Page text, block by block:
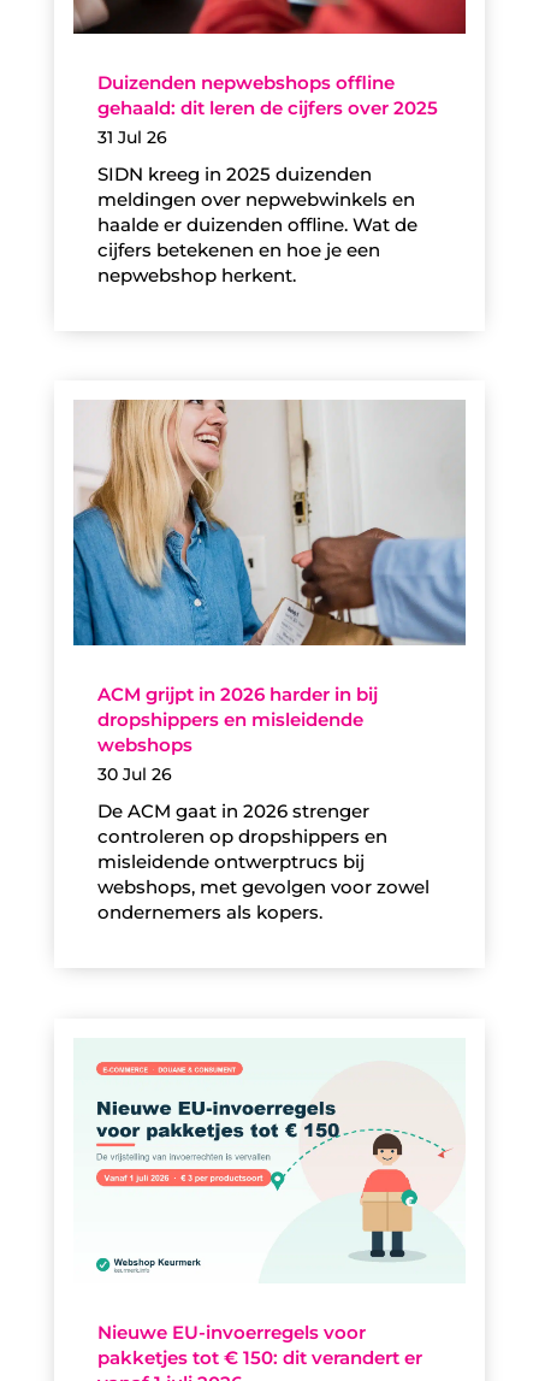
Duizenden nepwebshops offline
gehaald: dit leren de cijfers over 2025
31 Jul 26
SIDN kreeg in 2025 duizenden
meldingen over nepwebwinkels en
haalde er duizenden offline. Wat de
cijfers betekenen en hoe je een
nepwebshop herkent.
ACM grijpt in 2026 harder in bij
dropshippers en misleidende
webshops
30 Jul 26
De ACM gaat in 2026 strenger
controleren op dropshippers en
misleidende ontwerptrucs bij
webshops, met gevolgen voor zowel
ondernemers als kopers.
Nieuwe EU-invoerregels voor
pakketjes tot € 150: dit verandert er